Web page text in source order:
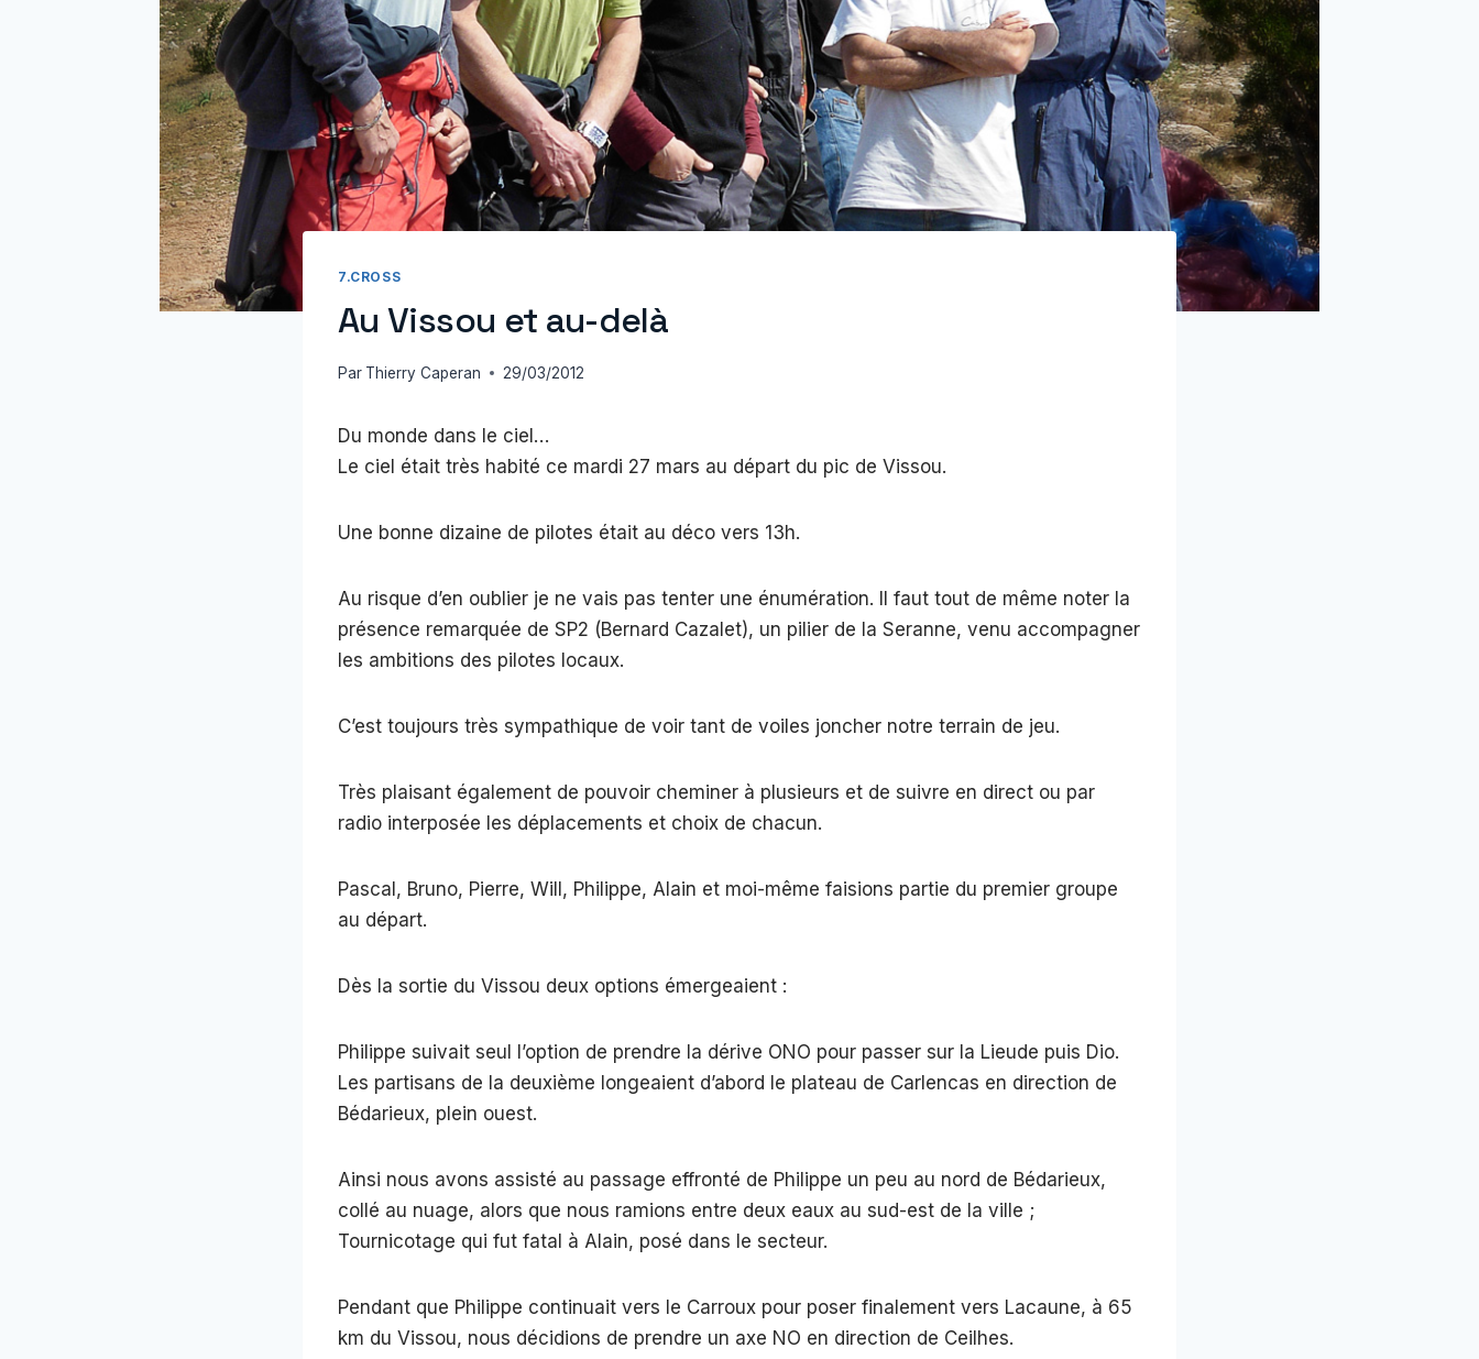
7.CROSS
Au Vissou et au-delà
Par Thierry Caperan 29/03/2012
Du monde dans le ciel…
Le ciel était très habité ce mardi 27 mars au départ du pic de Vissou.
Une bonne dizaine de pilotes était au déco vers 13h.
Au risque d’en oublier je ne vais pas tenter une énumération. Il faut tout de même noter la
présence remarquée de SP2 (Bernard Cazalet), un pilier de la Seranne, venu accompagner
les ambitions des pilotes locaux.
C’est toujours très sympathique de voir tant de voiles joncher notre terrain de jeu.
Très plaisant également de pouvoir cheminer à plusieurs et de suivre en direct ou par
radio interposée les déplacements et choix de chacun.
Pascal, Bruno, Pierre, Will, Philippe, Alain et moi-même faisions partie du premier groupe
au départ.
Dès la sortie du Vissou deux options émergeaient :
Philippe suivait seul l’option de prendre la dérive ONO pour passer sur la Lieude puis Dio.
Les partisans de la deuxième longeaient d’abord le plateau de Carlencas en direction de
Bédarieux, plein ouest.
Ainsi nous avons assisté au passage effronté de Philippe un peu au nord de Bédarieux,
collé au nuage, alors que nous ramions entre deux eaux au sud-est de la ville ;
Tournicotage qui fut fatal à Alain, posé dans le secteur.
Pendant que Philippe continuait vers le Carroux pour poser finalement vers Lacaune, à 65
km du Vissou, nous décidions de prendre un axe NO en direction de Ceilhes.